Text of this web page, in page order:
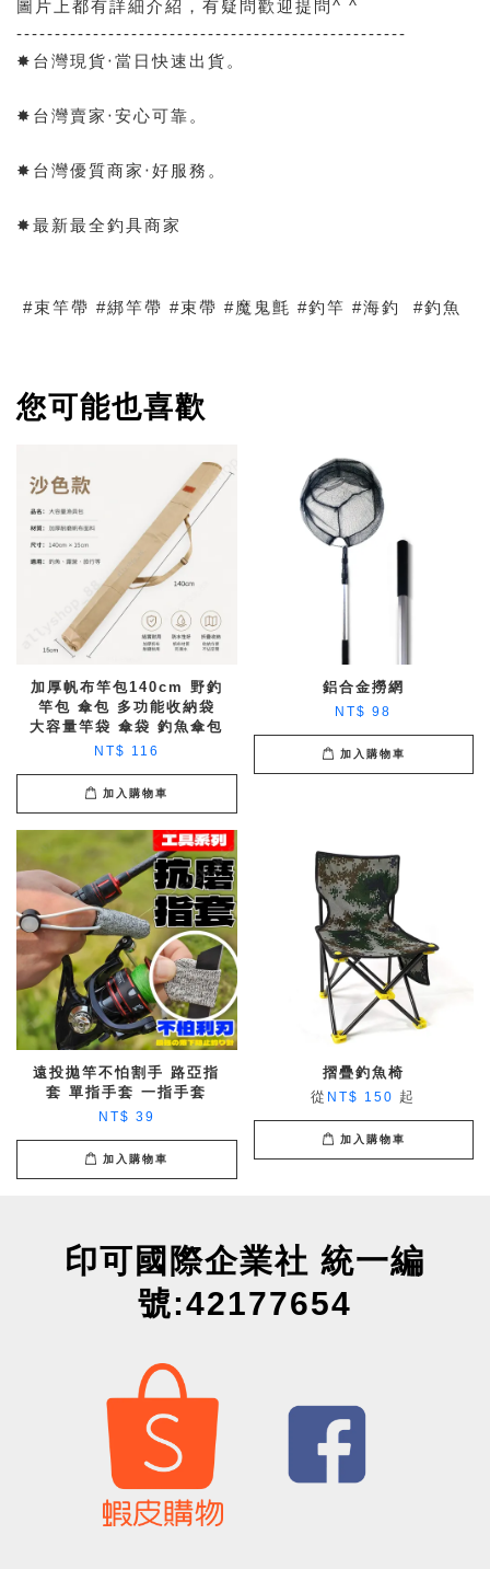
圖片上都有詳細介紹，有疑問歡迎提問^ ^
---------------------------------------------------
✸台灣現貨‧當日快速出貨。
✸台灣賣家‧安心可靠。
✸台灣優質商家‧好服務。
✸最新最全釣具商家
#束竿帶 #綁竿帶 #束帶 #魔鬼氈 #釣竿 #海釣 #釣魚
您可能也喜歡
加厚帆布竿包140cm 野釣
竿包 傘包 多功能收納袋
大容量竿袋 傘袋 釣魚傘包
NT$ 116
加入購物車
鋁合金撈網
NT$ 98
加入購物車
遠投拋竿不怕割手 路亞指
套 單指手套 一指手套
NT$ 39
加入購物車
摺疊釣魚椅
從 NT$ 150 起
加入購物車
印可國際企業社 統一編
號:42177654